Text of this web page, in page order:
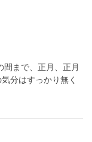
まで、正月、正月
分はすっかり無く